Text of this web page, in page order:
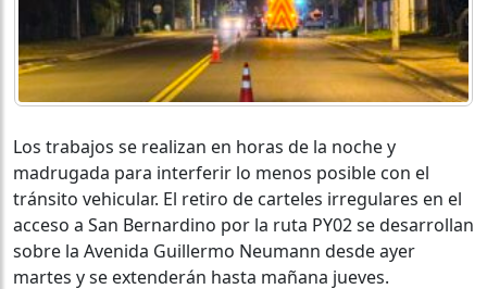
Los trabajos se realizan en horas de la noche y
madrugada para interferir lo menos posible con el
tránsito vehicular. El retiro de carteles irregulares en el
acceso a San Bernardino por la ruta PY02 se desarrollan
sobre la Avenida Guillermo Neumann desde ayer
martes y se extenderán hasta mañana jueves.